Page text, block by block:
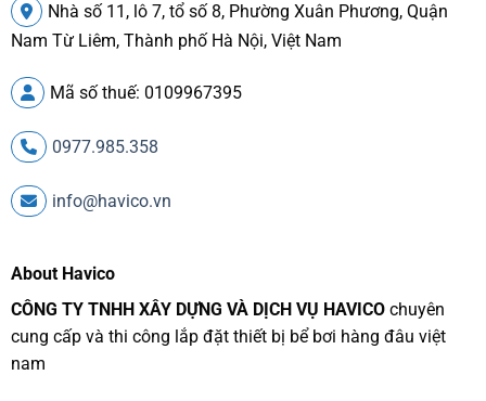
Nhà số 11, lô 7, tổ số 8, Phường Xuân Phương, Quận
Nam Từ Liêm, Thành phố Hà Nội, Việt Nam
Mã số thuế: 0109967395
0977.985.358
info@havico.vn
About Havico
CÔNG TY TNHH XÂY DỰNG VÀ DỊCH VỤ HAVICO chuyên
cung cấp và thi công lắp đặt thiết bị bể bơi hàng đâu việt
nam